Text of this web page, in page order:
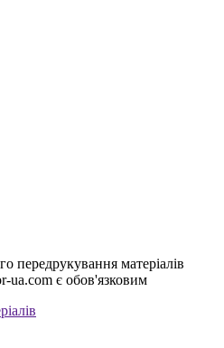
передрукування матеріалів
ua.com є обов'язковим